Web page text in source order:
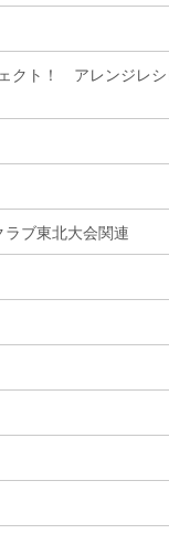
クト！ アレンジレ
ブ東北大会関連